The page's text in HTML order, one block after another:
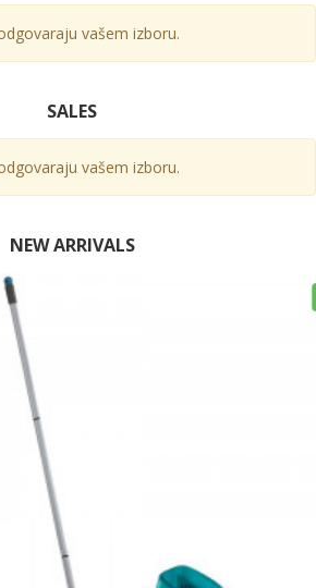
vašem izboru.
SALES
vašem izboru.
NEW ARRIVALS